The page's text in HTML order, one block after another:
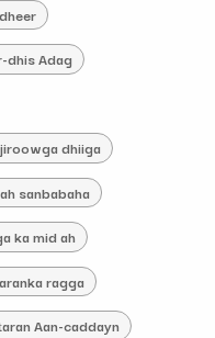
dhis Adag
dhiiga
sanbabaha
ka mid ah
ragga
Aan-caddayn